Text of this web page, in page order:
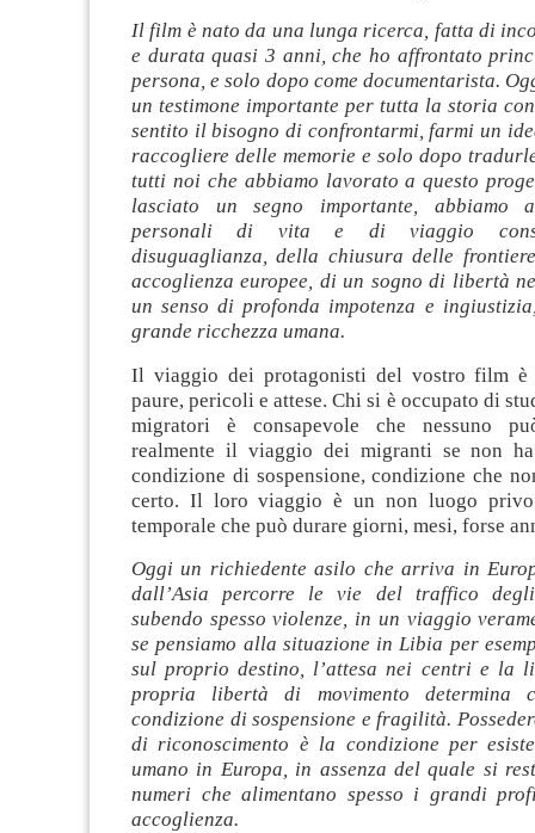
Il film è nato da una lunga ricerca, fatta di
e durata quasi 3 anni, che ho affrontato
persona, e solo dopo come documentarista.
un testimone importante per tutta la storia
sentito il bisogno di confrontarmi, farmi un
raccogliere delle memorie e solo dopo
tutti noi che abbiamo lavorato a questo
lasciato un segno importante, abbiamo
personali di vita e di viaggio
disuguaglianza, della chiusura delle
accoglienza europee, di un sogno di libertà
un senso di profonda impotenza e
grande ricchezza umana.
Il viaggio dei protagonisti del vostro film è
paure, pericoli e attese. Chi si è occupato di
migratori è consapevole che nessuno
realmente il viaggio dei migranti se non
condizione di sospensione, condizione che
certo. Il loro viaggio è un non luogo
temporale che può durare giorni, mesi, forse
Oggi un richiedente asilo che arriva in
dall’Asia percorre le vie del traffico
subendo spesso violenze, in un viaggio
se pensiamo alla situazione in Libia per
sul proprio destino, l’attesa nei centri e la
propria libertà di movimento determina
condizione di sospensione e fragilità.
di riconoscimento è la condizione per
umano in Europa, in assenza del quale si
numeri che alimentano spesso i grandi
accoglienza.